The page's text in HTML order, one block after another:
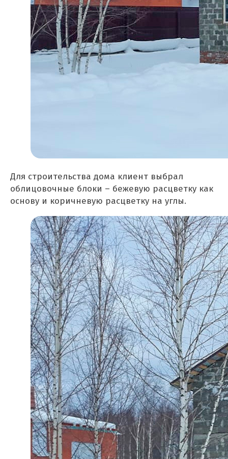
Для строительства дома клиент выбрал
облицовочные блоки – бежевую расцветку как
основу и коричневую расцветку на углы.